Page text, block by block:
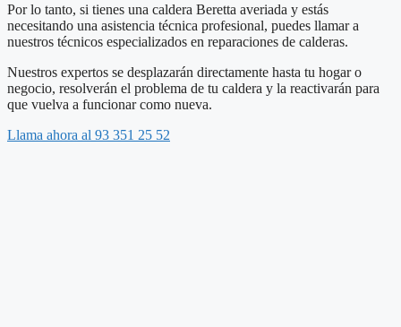
Por lo tanto, si tienes una caldera Beretta averiada y estás
necesitando una asistencia técnica profesional, puedes llamar a
nuestros técnicos especializados en reparaciones de calderas.
Nuestros expertos se desplazarán directamente hasta tu hogar o
negocio, resolverán el problema de tu caldera y la reactivarán para
que vuelva a funcionar como nueva.
Llama ahora al 93 351 25 52